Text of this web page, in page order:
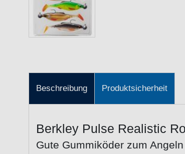
Beschreibung Produktsicherheit
Berkley Pulse Realistic
Gute Gummiköder zum